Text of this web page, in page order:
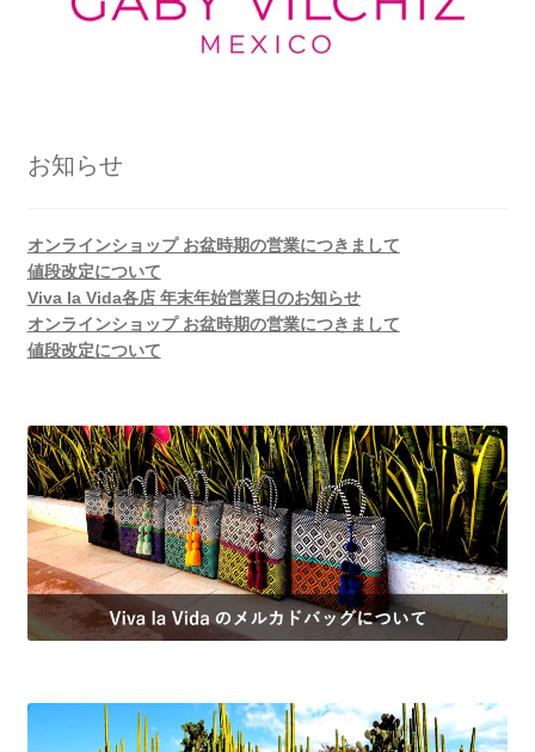
お知らせ
オンラインショップ お盆時期の営業につきまして
値段改定について
Viva la Vida各店 年末年始営業日のお知らせ
オンラインショップ お盆時期の営業につきまして
値段改定について